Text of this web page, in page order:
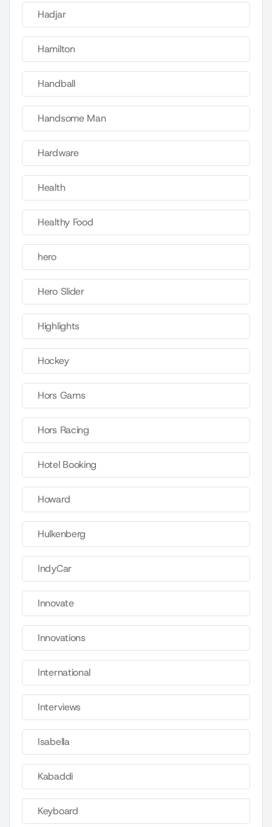
Hadjar
Hamilton
Handball
Handsome Man
Hardware
Health
Healthy Food
hero
Hero Slider
Highlights
Hockey
Hors Gams
Hors Racing
Hotel Booking
Howard
Hulkenberg
IndyCar
Innovate
Innovations
International
Interviews
Isabella
Kabaddi
Keyboard